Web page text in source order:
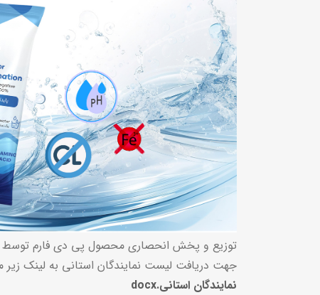
توزیع و پخش انحصاری محصول پی دی فارم توسط
جهت دریافت لیست نمایندگان استانی به لینک زیر
نمایندگان استانی.docx